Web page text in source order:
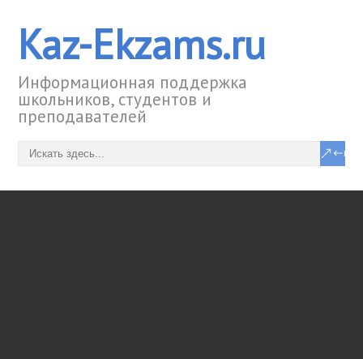
Kaz-Ekzams.ru
Информационная поддержка
школьников, студентов и
преподавателей